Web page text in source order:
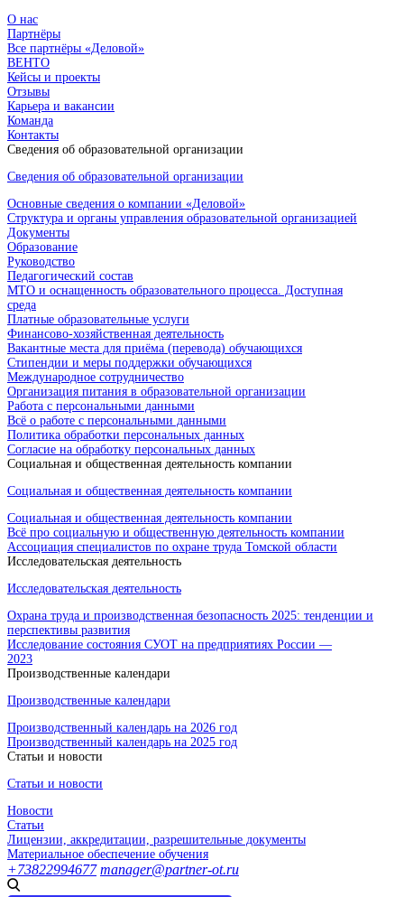
О нас
Партнёры
Все партнёры «Деловой»
ВЕНТО
Кейсы и проекты
Отзывы
Карьера и вакансии
Команда
Контакты
Сведения об образовательной организации
Сведения об образовательной организации
Основные сведения о компании «Деловой»
Структура и органы управления образовательной организацией
Документы
Образование
Руководство
Педагогический состав
МТО и оснащенность образовательного процесса. Доступная
среда
Платные образовательные услуги
Финансово-хозяйственная деятельность
Вакантные места для приёма (перевода) обучающихся
Стипендии и меры поддержки обучающихся
Международное сотрудничество
Организация питания в образовательной организации
Работа с персональными данными
Всё о работе с персональными данными
Политика обработки персональных данных
Согласие на обработку персональных данных
Социальная и общественная деятельность компании
Социальная и общественная деятельность компании
Социальная и общественная деятельность компании
Всё про социальную и общественную деятельность компании
Ассоциация специалистов по охране труда Томской области
Исследовательская деятельность
Исследовательская деятельность
Охрана труда и производственная безопасность 2025: тенденции и
перспективы развития
Исследование состояния СУОТ на предприятиях России —
2023
Производственные календари
Производственные календари
Производственный календарь на 2026 год
Производственный календарь на 2025 год
Статьи и новости
Статьи и новости
Новости
Статьи
Лицензии, аккредитации, разрешительные документы
Материальное обеспечение обучения
+73822994677 manager@partner-ot.ru